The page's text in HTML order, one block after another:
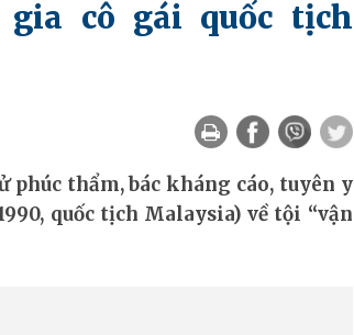
cô gái quốc tịch
phúc thẩm, bác kháng cáo, tuyên y
quốc tịch Malaysia) về tội “vận